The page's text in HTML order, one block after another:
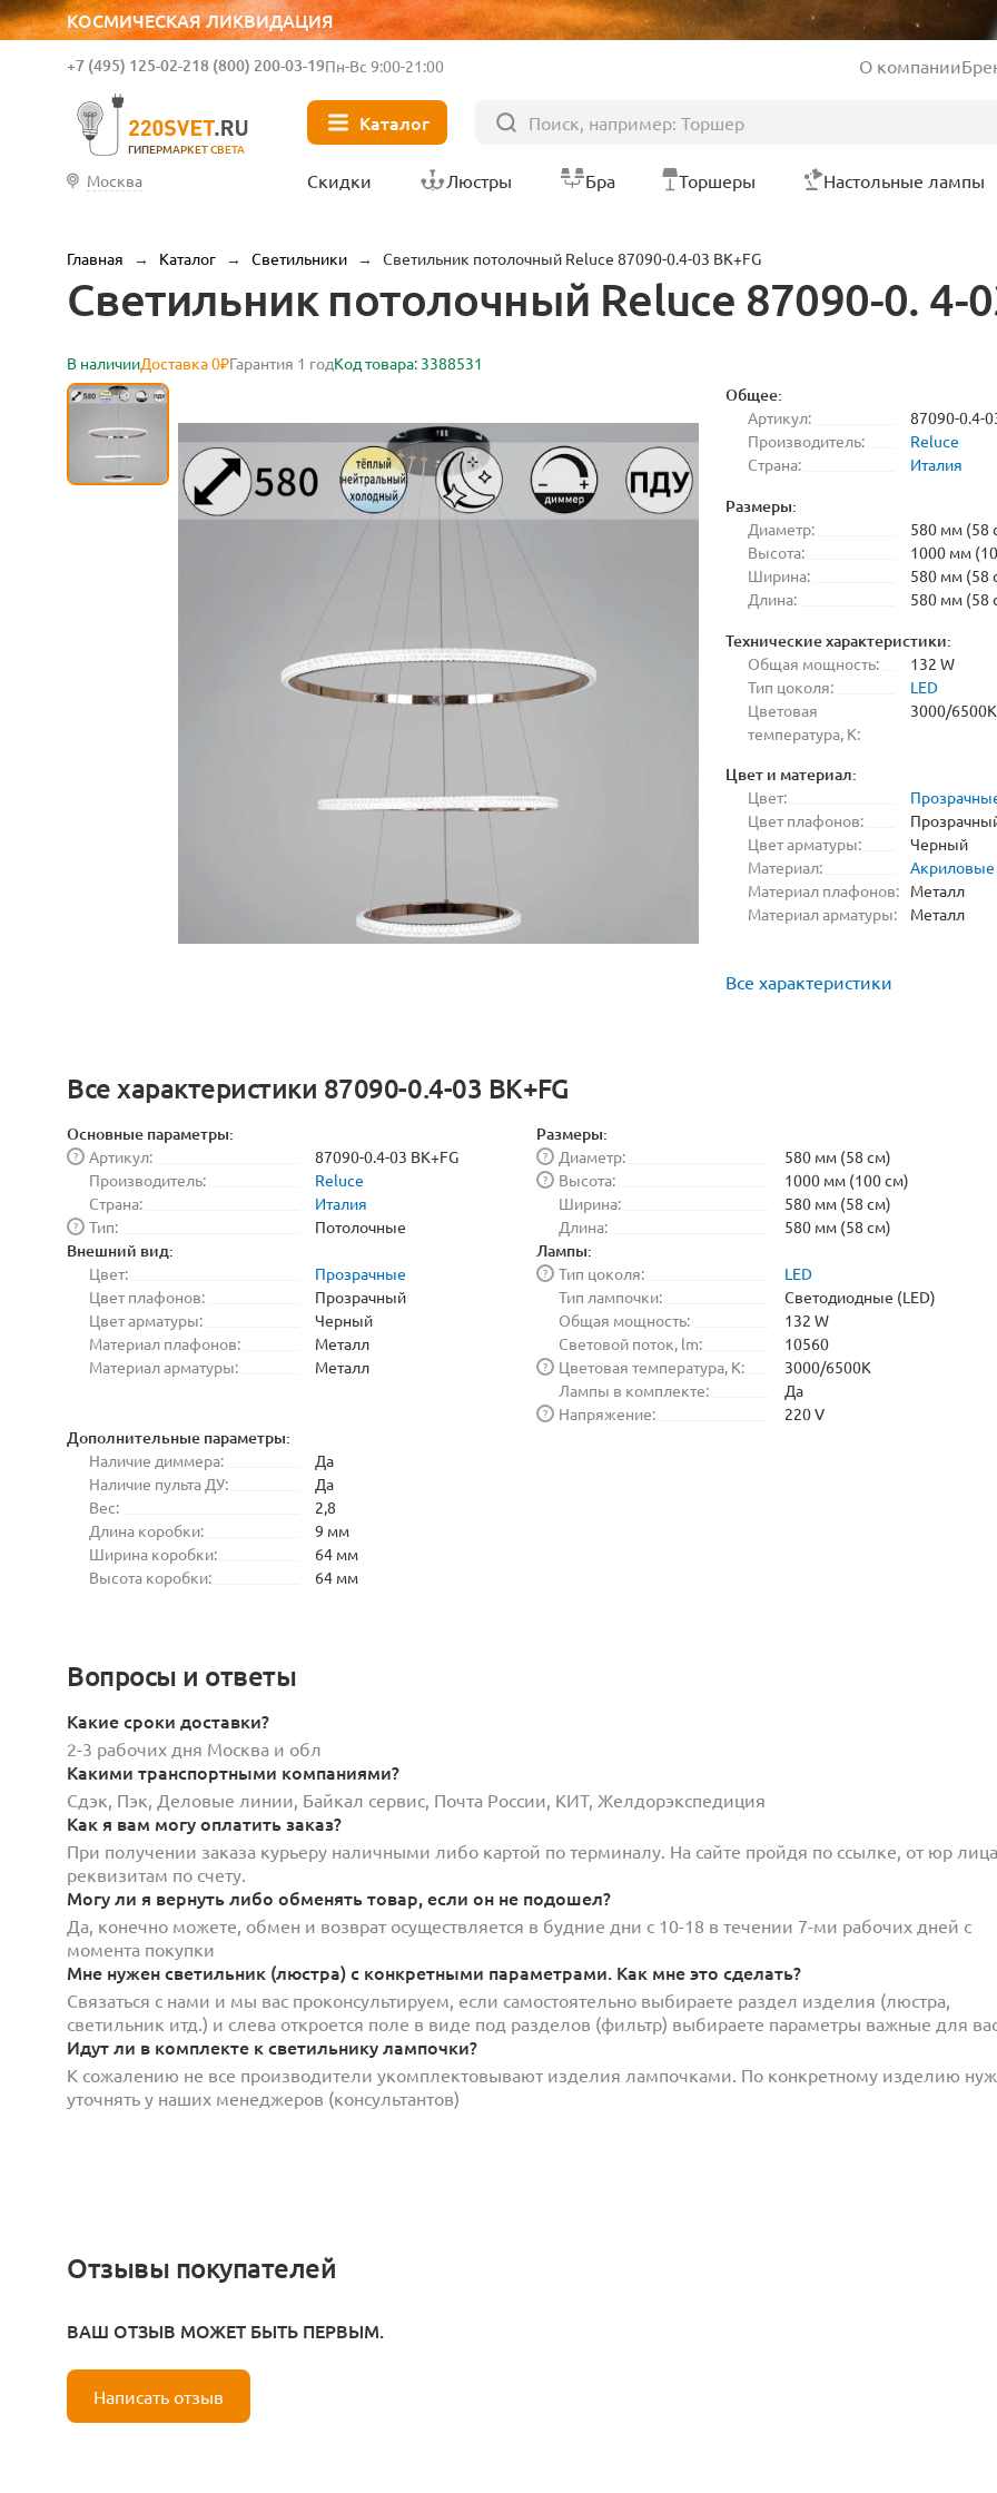
КОСМИЧЕСКАЯ ЛИКВИДАЦИЯ
ГИПЕРМАРКЕТ СВЕТА
+7 (495) 125-02-218 (800) 200-03-19Пн-Вс 9:00-21:00 О компании
Каталог
Москва Скидки Люстры Бра Торшеры Настольные лампы
Главная → Каталог → Светильники → Светильник потолочный Reluce 87090-0.4-03 BK+FG
Светильник потолочный Reluce 87090-0. 4-
В наличииДоставка 0₽Гарантия 1 годКод товара: 3388531
Общее:
Артикул:
87090-0.4-
Производитель:
Reluce
Страна:
Италия
Размеры:
Диаметр:
580 мм (58
Высота:
1000 мм
Ширина:
580 мм (58
Длина:
580 мм (58
Технические характеристики:
Общая мощность:
132 W
Тип цоколя:
LED
Цветовая
температура, K:
3000/6500K
Цвет и материал:
Цвет:
Цвет плафонов:
Цвет арматуры:
Черный
Материал:
Акриловые
Материал плафонов:
Металл
Материал арматуры:
Металл
Все характеристики
Все характеристики 87090-0.4-03 BK+FG
Основные параметры:
Артикул:
?
87090-0.4-03 BK+FG
Производитель:
Reluce
Страна:
Италия
Тип:
? Потолочные
Размеры:
Диаметр:
?
580 мм (58 см)
Высота:
?
1000 мм (100 см)
Ширина:
580 мм (58 см)
Длина:
580 мм (58 см)
Внешний вид:
Цвет:
Прозрачные
Цвет плафонов:
Прозрачный
Цвет арматуры:
Черный
Материал плафонов:
Металл
Материал арматуры:
Металл
Лампы:
Тип цоколя:
?
LED
Тип лампочки:
Светодиодные (LED)
Общая мощность:
132 W
Световой поток, lm:
10560
Цветовая температура, K:
?
3000/6500K
Лампы в комплекте:
Да
Напряжение:
? 220 V
Дополнительные параметры:
Наличие диммера:
Да
Наличие пульта ДУ:
Да
Вес:
2,8
Длина коробки:
9 мм
Ширина коробки:
64 мм
Высота коробки:
64 мм
Вопросы и ответы
Какие сроки доставки?
2-3 рабочих дня Москва и обл
Какими транспортными компаниями?
Сдэк, Пэк, Деловые линии, Байкал сервис, Почта России, КИТ, Желдорэкспедиция
Как я вам могу оплатить заказ?
При получении заказа курьеру наличными либо картой по терминалу. На сайте пройдя по ссылке, от юр
реквизитам по счету.
Могу ли я вернуть либо обменять товар, если он не подошел?
Да, конечно можете, обмен и возврат осуществляется в будние дни с 10-18 в течении 7-ми рабочих дней с
момента покупки
Мне нужен светильник (люстра) с конкретными параметрами. Как мне это сделать?
Связаться с нами и мы вас проконсультируем, если самостоятельно выбираете раздел изделия (люстра,
светильник итд.) и слева откроется поле в виде под разделов (фильтр) выбираете параметры важные для
Идут ли в комплекте к светильнику лампочки?
К сожалению не все производители укомплектовывают изделия лампочками. По конкретному изделию
уточнять у наших менеджеров (консультантов)
Отзывы покупателей
ВАШ ОТЗЫВ МОЖЕТ БЫТЬ ПЕРВЫМ.
Написать отзыв